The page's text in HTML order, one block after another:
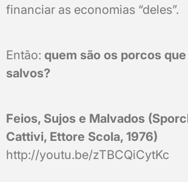
financiar as economias “deles”.
Então: quem são os porcos
salvos?
Feios, Sujos e Malvados
Cattivi, Ettore Scola, 1976)
http://youtu.be/zTBCQiCytKc